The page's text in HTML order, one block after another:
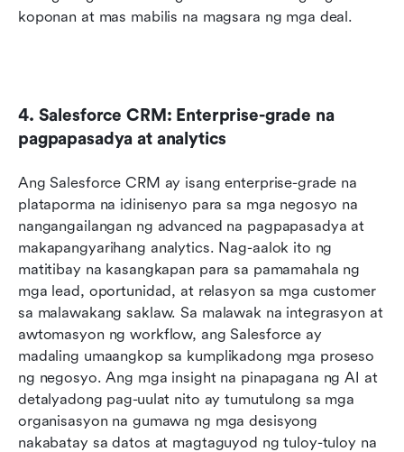
koponan at mas mabilis na magsara ng mga deal.
4. Salesforce CRM: Enterprise-grade na
pagpapasadya at analytics
Ang Salesforce CRM ay isang enterprise-grade na
plataporma na idinisenyo para sa mga negosyo na
nangangailangan ng advanced na pagpapasadya at
makapangyarihang analytics. Nag-aalok ito ng
matitibay na kasangkapan para sa pamamahala ng
mga lead, oportunidad, at relasyon sa mga customer
sa malawakang saklaw. Sa malawak na integrasyon at
awtomasyon ng workflow, ang Salesforce ay
madaling umaangkop sa kumplikadong mga proseso
ng negosyo. Ang mga insight na pinapagana ng AI at
detalyadong pag-uulat nito ay tumutulong sa mga
organisasyon na gumawa ng mga desisyong
nakabatay sa datos at magtaguyod ng tuloy-tuloy na